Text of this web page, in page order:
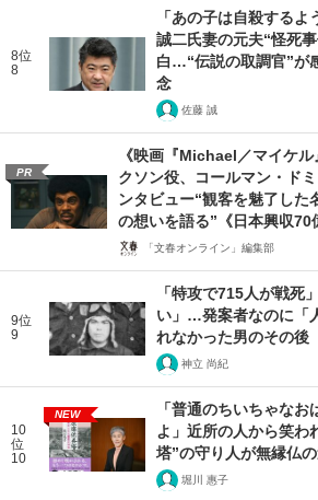
8位
8
「あの子は自殺する
誠二氏妻の元夫“怪死
白…“伝説の取調官”が
念
佐藤 誠
PR
《映画『Michael／マイケ
クソン役、コールマン・ド
ンタビュー“観客を魅了した
の想いを語る”《日本興収70
「文春オンライン」編集部
9位
9
「特攻で715人が戦死
い」…発案者なのに「
れなかった男のその後
神立 尚紀
10
位
10
NEW
「普通のちいちゃな
よ」近所の人から笑わ
塔”の守り人が無縁仏
堀川 惠子